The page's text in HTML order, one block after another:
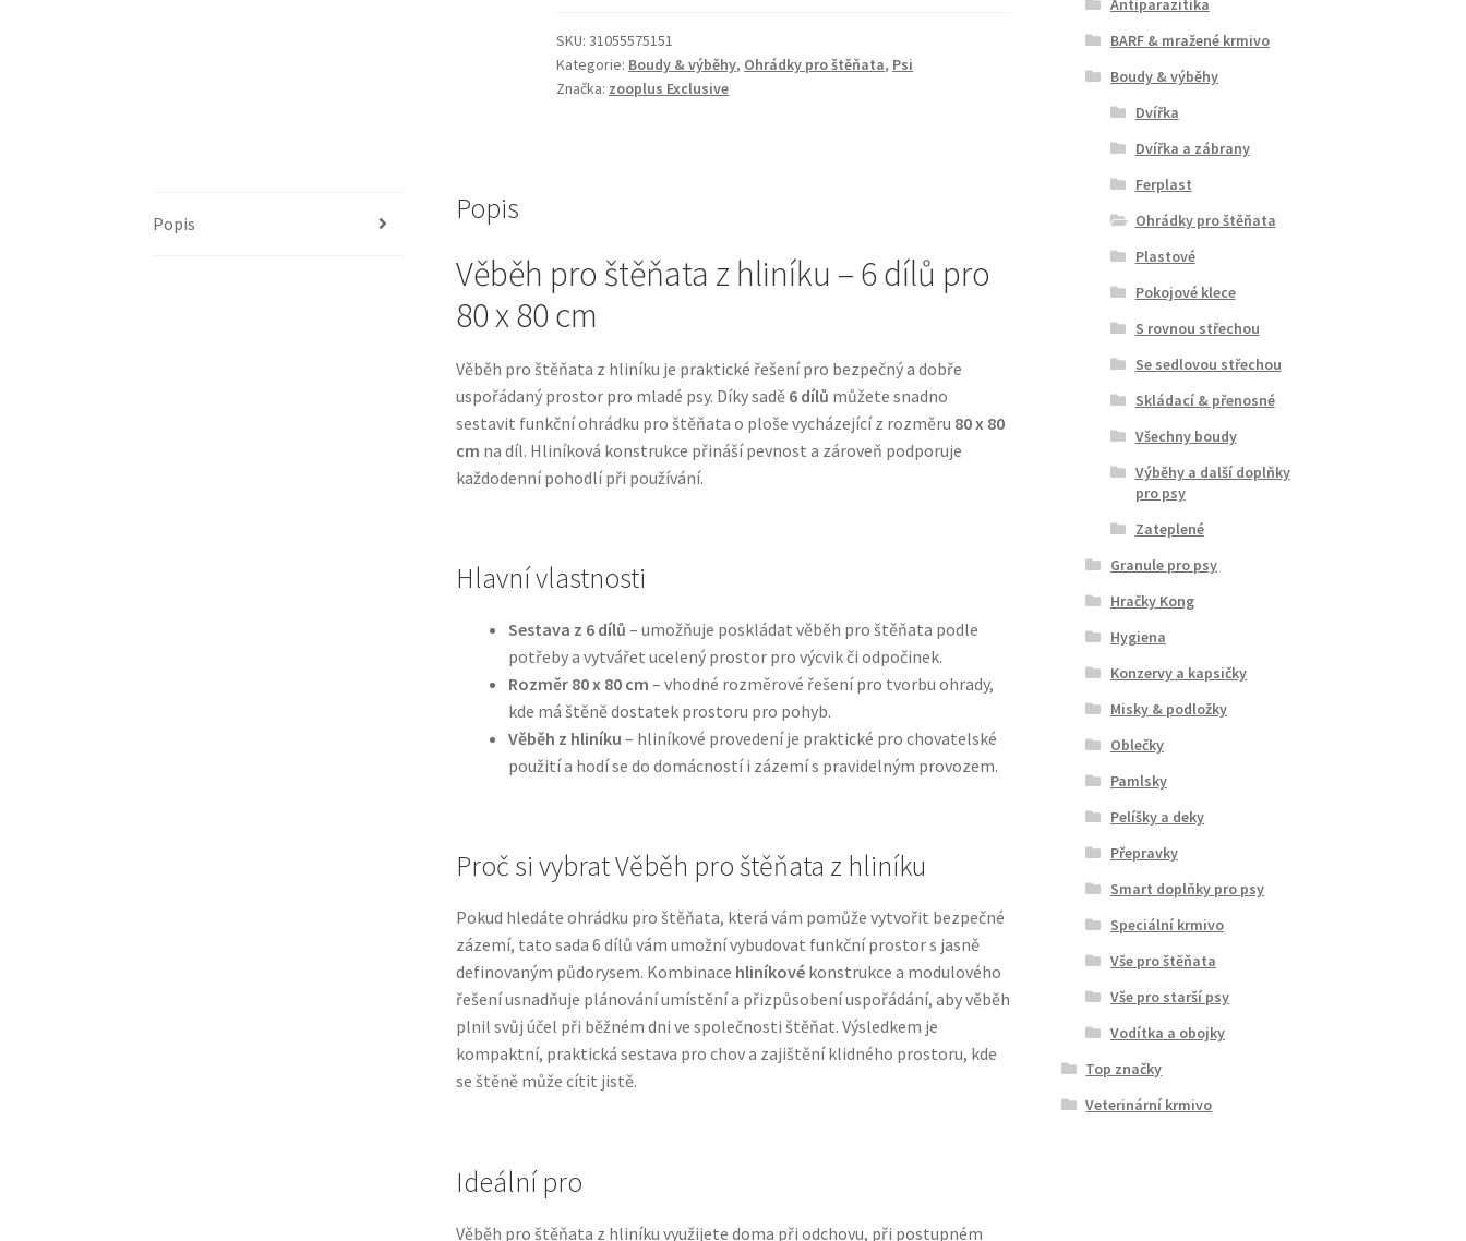
SKU:31055575151
Kategorie: Boudy & výběhy, Ohrádky pro štěňata, Psi
Značka: zooplus Exclusive
Popis Popis
Věběh pro štěňata z hliníku – 6 dílů pro
80 x 80 cm
Věběh pro štěňata z hliníku je praktické řešení pro bezpečný a dobře
uspořádaný prostor pro mladé psy. Díky sadě 6 dílů můžete snadno
sestavit funkční ohrádku pro štěňata o ploše vycházející z rozměru 80 x 80
cm na díl. Hliníková konstrukce přináší pevnost a zároveň podporuje
každodenní pohodlí při používání.
Hlavní vlastnosti
Sestava z 6 dílů – umožňuje poskládat věběh pro štěňata podle
potřeby a vytvářet ucelený prostor pro výcvik či odpočinek.
Rozměr 80 x 80 cm – vhodné rozměrové řešení pro tvorbu ohrady,
kde má štěně dostatek prostoru pro pohyb.
Věběh z hliníku – hliníkové provedení je praktické pro chovatelské
použití a hodí se do domácností i zázemí s pravidelným provozem.
Proč si vybrat Věběh pro štěňata z hliníku
Pokud hledáte ohrádku pro štěňata, která vám pomůže vytvořit bezpečné
zázemí, tato sada 6 dílů vám umožní vybudovat funkční prostor s jasně
definovaným půdorysem. Kombinace hliníkovékonstrukce a modulového
řešení usnadňuje plánování umístění a přizpůsobení uspořádání, aby věběh
plnil svůj účel při běžném dni ve společnosti štěňat. Výsledkem je
kompaktní, praktická sestava pro chov a zajištění klidného prostoru, kde
se štěně může cítit jistě.
Ideální pro
Věběh pro štěňata z hliníku využijete doma při odchovu, při postupném
Antiparazitika
BARF & mražené krmivo
Boudy & výběhy
Dvířka
Dvířka a zábrany
Ferplast
Ohrádky pro štěňata
Plastové
Pokojové klece
S rovnou střechou
Se sedlovou střechou
Skládací & přenosné
Všechny boudy
Výběhy a další doplňky
pro psy
Zateplené
Granule pro psy
Hračky Kong
Hygiena
Konzervy a kapsičky
Misky & podložky
Oblečky
Pamlsky
Pelíšky a deky
Přepravky
Smart doplňky pro psy
Speciální krmivo
Vše pro štěňata
Vše pro starší psy
Vodítka a obojky
Top značky
Veterinární krmivo